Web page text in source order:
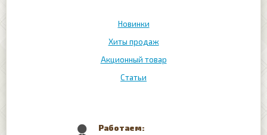
Новинки
Хиты продаж
Акционный товар
Статьи
Работаем: